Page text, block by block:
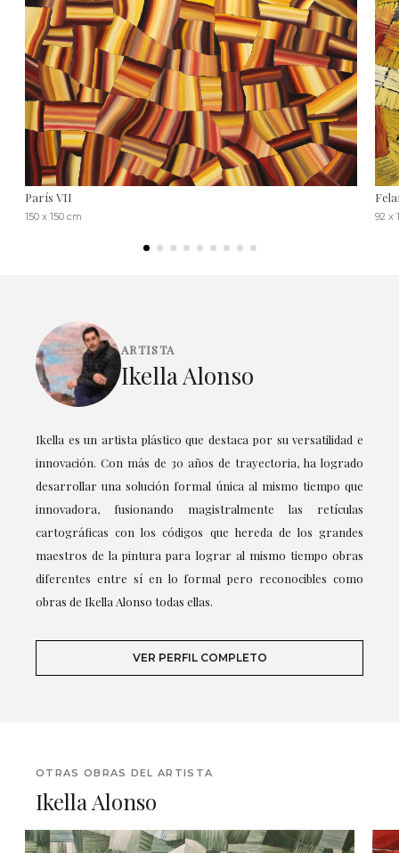
París VII
150 x 150 cm 92 x
ARTISTA
Ikella Alonso
Ikella es un artista plástico que destaca por su versatilidad e
innovación. Con más de 30 años de trayectoria, ha logrado
desarrollar una solución formal única al mismo tiempo que
innovadora, fusionando magistralmente las retículas
cartográficas con los códigos que hereda de los grandes
maestros de la pintura para lograr al mismo tiempo obras
diferentes entre sí en lo formal pero reconocibles como
obras de Ikella Alonso todas ellas.
VER PERFIL COMPLETO
OTRAS OBRAS DEL ARTISTA
Ikella Alonso